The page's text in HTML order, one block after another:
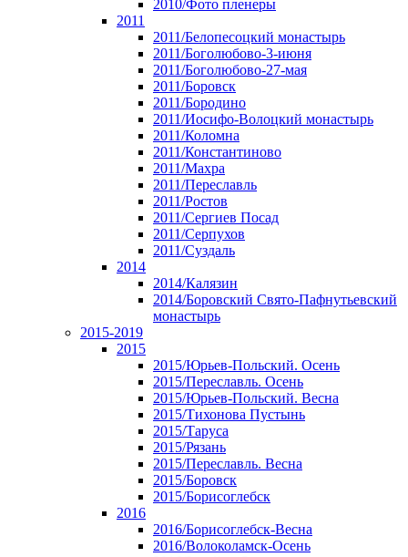
2010/Фото пленеры
2011
2011/Белопесоцкий монастырь
2011/Боголюбово-3-июня
2011/Боголюбово-27-мая
2011/Боровск
2011/Бородино
2011/Иосифо-Волоцкий монастырь
2011/Коломна
2011/Константиново
2011/Махра
2011/Переславль
2011/Ростов
2011/Сергиев Посад
2011/Серпухов
2011/Суздаль
2014
2014/Калязин
2014/Боровский Свято-Пафнутьевский
монастырь
2015-2019
2015
2015/Юрьев-Польский. Осень
2015/Переславль. Осень
2015/Юрьев-Польский. Весна
2015/Тихонова Пустынь
2015/Таруса
2015/Рязань
2015/Переславль. Весна
2015/Боровск
2015/Борисоглебск
2016
2016/Борисоглебск-Весна
2016/Волоколамск-Осень